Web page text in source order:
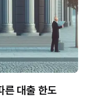
른 대출 한도